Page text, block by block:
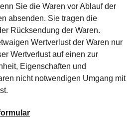
Sie die Waren vor Ablauf der
absenden. Sie tragen die
Rücksendung der Waren.
Wertverlust der Waren nur
Wertverlust auf einen zur
Eigenschaften und
nicht notwendigen Umgang mit